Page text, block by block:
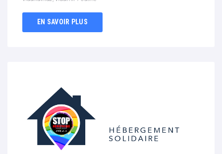
EN SAVOIR PLUS